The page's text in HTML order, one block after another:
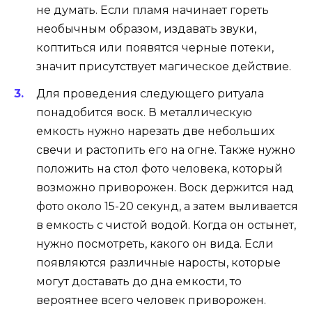
не думать. Если пламя начинает гореть
необычным образом, издавать звуки,
коптиться или появятся черные потеки,
значит присутствует магическое действие.
Для проведения следующего ритуала
понадобится воск. В металлическую
емкость нужно нарезать две небольших
свечи и растопить его на огне. Также нужно
положить на стол фото человека, который
возможно приворожен. Воск держится над
фото около 15-20 секунд, а затем выливается
в емкость с чистой водой. Когда он остынет,
нужно посмотреть, какого он вида. Если
появляются различные наросты, которые
могут доставать до дна емкости, то
вероятнее всего человек приворожен.